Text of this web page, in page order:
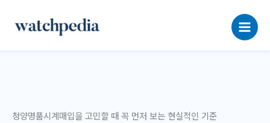
로
청양명품시계매입을 고민할 때 꼭 먼저 보는 현실적인 기준